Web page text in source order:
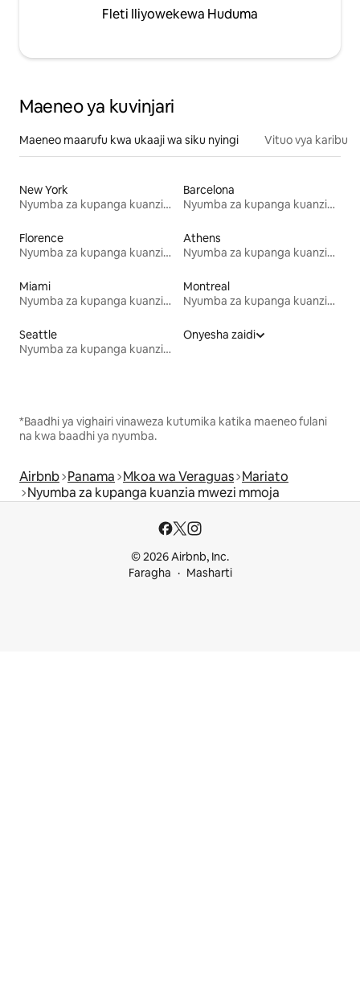
Fleti Iliyowekewa Huduma
Maeneo ya kuvinjari
Maeneo maarufu kwa ukaaji wa siku nyingi Vituo vya karibu
New York
Nyumba za kupanga kuanzia mwezi mmoja
Barcelona
Nyumba za kupanga kuanzia mwezi mmoja
Florence
Nyumba za kupanga kuanzia mwezi mmoja
Athens
Nyumba za kupanga kuanzia mwezi mmoja
Miami
Nyumba za kupanga kuanzia mwezi mmoja
Montreal
Nyumba za kupanga kuanzia mwezi mmoja
Seattle
Nyumba za kupanga kuanzia mwezi mmoja
Onyesha zaidi
*Baadhi ya vighairi vinaweza kutumika katika maeneo fulani
na kwa baadhi ya nyumba.
Airbnb Panama Mkoa wa Veraguas Mariato
Nyumba za kupanga kuanzia mwezi mmoja
© 2026 Airbnb, Inc.
Faragha
Masharti